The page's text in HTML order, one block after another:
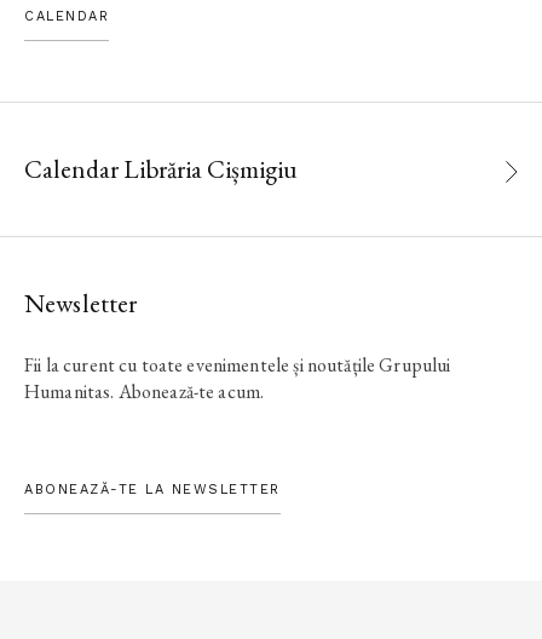
CALENDAR
Calendar Librăria Cișmigiu
Newsletter
Fii la curent cu toate evenimentele și noutățile Grupului
Humanitas. Abonează-te acum.
ABONEAZĂ-TE LA NEWSLETTER